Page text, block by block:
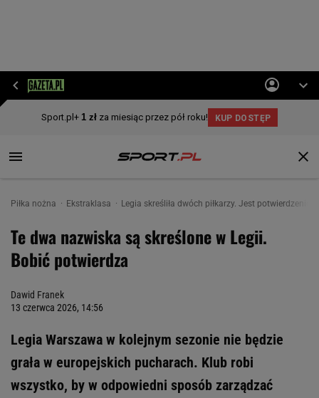
Piłka nożna Ekstraklasa Legia skreśliła dwóch piłkarzy. Jest potwierdzenie
Te dwa nazwiska są skreślone w Legii.
Bobić potwierdza
Dawid Franek
13 czerwca 2026, 14:56
Legia Warszawa w kolejnym sezonie nie będzie
grała w europejskich pucharach. Klub robi
wszystko, by w odpowiedni sposób zarządzać